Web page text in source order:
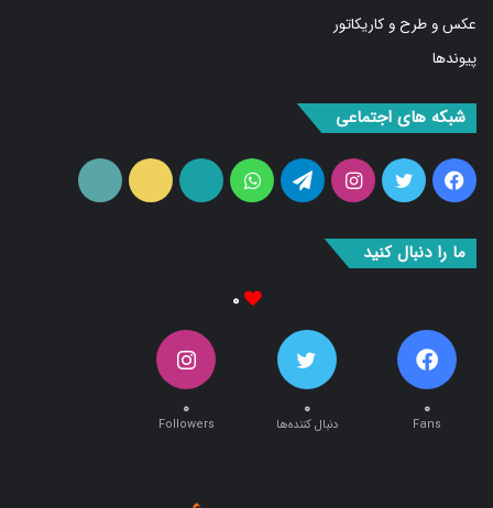
عکس و طرح و کاریکاتور
پیوندها
شبکه های اجتماعی
فیس
توییتر اینستاگرامتلگرام واتس
آپارات ایتا
ما را دنبال کنید
۰
۰
Fans
۰
دنبال کننده‌ها
۰
Followers